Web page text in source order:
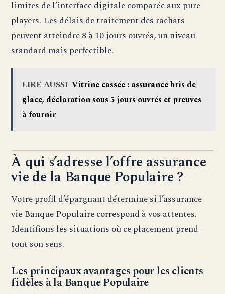
limites de l’interface digitale comparée aux pure
players. Les délais de traitement des rachats
peuvent atteindre 8 à 10 jours ouvrés, un niveau
standard mais perfectible.
LIRE AUSSI Vitrine cassée : assurance bris de
glace, déclaration sous 5 jours ouvrés et preuves
à fournir
À qui s’adresse l’offre assurance
vie de la Banque Populaire ?
Votre profil d’épargnant détermine si l’assurance
vie Banque Populaire correspond à vos attentes.
Identifions les situations où ce placement prend
tout son sens.
Les principaux avantages pour les clients
fidèles à la Banque Populaire